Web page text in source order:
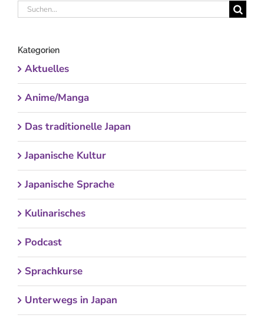
Suche
Kategorien
Aktuelles
Anime/Manga
Das traditionelle Japan
Japanische Kultur
Japanische Sprache
Kulinarisches
Podcast
Sprachkurse
Unterwegs in Japan